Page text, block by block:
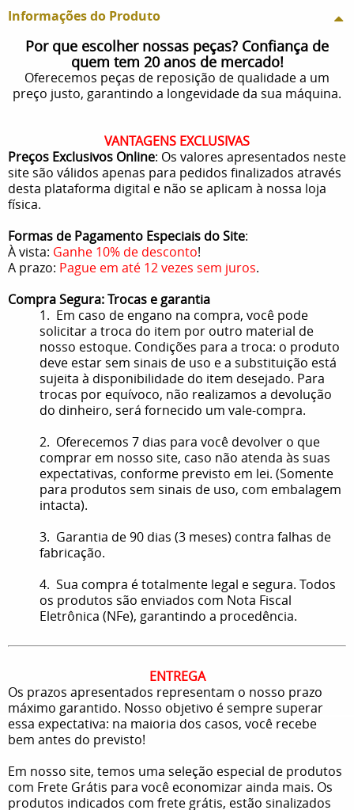
Informações do Produto
Por que escolher nossas peças? Confiança de
quem tem 20 anos de mercado!
Oferecemos peças de reposição de qualidade a um
preço justo, garantindo a longevidade da sua máquina.
VANTAGENS EXCLUSIVAS
Preços Exclusivos Online: Os valores apresentados neste
site são válidos apenas para pedidos finalizados através
desta plataforma digital e não se aplicam à nossa loja
física.
Formas de Pagamento Especiais do Site:
À vista: Ganhe 10% de desconto!
A prazo: Pague em até 12 vezes sem juros.
Compra Segura: Trocas e garantia
1. Em caso de engano na compra, você pode
solicitar a troca do item por outro material de
nosso estoque. Condições para a troca: o produto
deve estar sem sinais de uso e a substituição está
sujeita à disponibilidade do item desejado. Para
trocas por equívoco, não realizamos a devolução
do dinheiro, será fornecido um vale-compra.
2. Oferecemos 7 dias para você devolver o que
comprar em nosso site, caso não atenda às suas
expectativas, conforme previsto em lei. (Somente
para produtos sem sinais de uso, com embalagem
intacta).
3. Garantia de 90 dias (3 meses) contra falhas de
fabricação.
4. Sua compra é totalmente legal e segura. Todos
os produtos são enviados com Nota Fiscal
Eletrônica (NFe), garantindo a procedência.
ENTREGA
Os prazos apresentados representam o nosso prazo
máximo garantido. Nosso objetivo é sempre superar
essa expectativa: na maioria dos casos, você recebe
bem antes do previsto!
Em nosso site, temos uma seleção especial de produtos
com Frete Grátis para você economizar ainda mais. Os
produtos indicados com frete grátis, estão sinalizados